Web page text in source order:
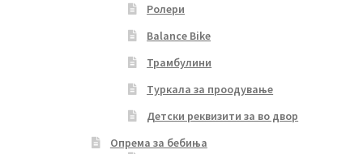
Ролери
Balance Bike
Трамбулини
Туркала за проодување
Детски реквизити за во двор
Опрема за бебиња